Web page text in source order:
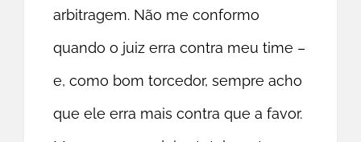
arbitragem. Não me conformo
quando o juiz erra contra meu time –
e, como bom torcedor, sempre acho
que ele erra mais contra que a favor.